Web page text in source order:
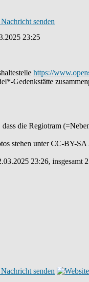
23:25
https://
Gedenkstätte
die Regiotram
stehen unter CC-BY-
23:26, insgesamt